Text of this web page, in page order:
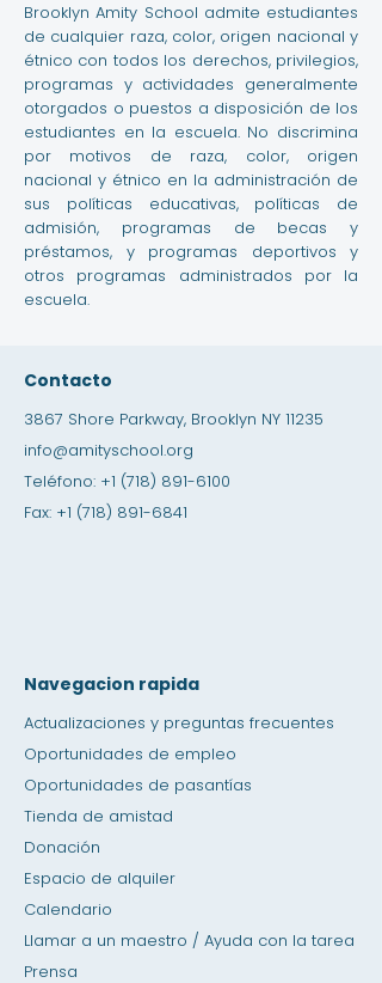
Brooklyn Amity School admite estudiantes
de cualquier raza, color, origen nacional y
étnico con todos los derechos, privilegios,
programas y actividades generalmente
otorgados o puestos a disposición de los
estudiantes en la escuela. No discrimina
por motivos de raza, color, origen
nacional y étnico en la administración de
sus políticas educativas, políticas de
admisión, programas de becas y
préstamos, y programas deportivos y
otros programas administrados por la
escuela.
Contacto
3867 Shore Parkway, Brooklyn NY 11235
info@amityschool.org
Teléfono: +1 (718) 891-6100
Fax: +1 (718) 891-6841
Navegacion rapida
Actualizaciones y preguntas frecuentes
Oportunidades de empleo
Oportunidades de pasantías
Tienda de amistad
Donación
Espacio de alquiler
Calendario
Llamar a un maestro / Ayuda con la tarea
Prensa